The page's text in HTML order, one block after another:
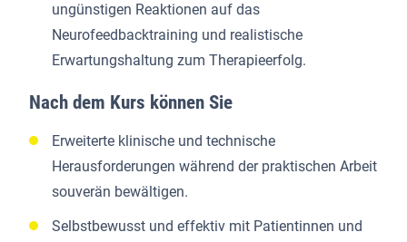
ungünstigen Reaktionen auf das
Neurofeedbacktraining und realistische
Erwartungshaltung zum Therapieerfolg.
Nach dem Kurs können Sie
Erweiterte klinische und technische
Herausforderungen während der praktischen Arbeit
souverän bewältigen.
Selbstbewusst und effektiv mit Patientinnen und